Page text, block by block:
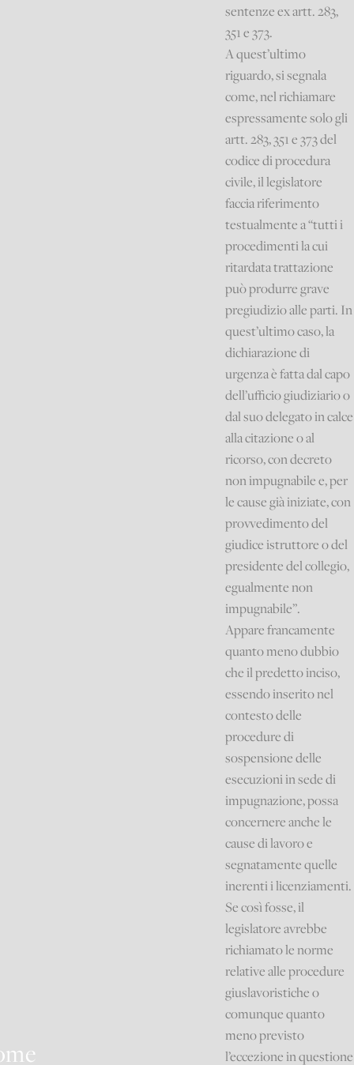
sentenze ex artt. 283,
351 e 373.
A quest’ultimo
riguardo, si segnala
come, nel richiamare
espressamente solo gli
artt. 283, 351 e 373 del
codice di procedura
civile, il legislatore
faccia riferimento
testualmente a “tutti i
procedimenti la cui
ritardata trattazione
può produrre grave
pregiudizio alle parti. In
quest’ultimo caso, la
dichiarazione di
urgenza è fatta dal capo
dell’ufficio giudiziario o
dal suo delegato in calce
alla citazione o al
ricorso, con decreto
non impugnabile e, per
le cause già iniziate, con
provvedimento del
giudice istruttore o del
presidente del collegio,
egualmente non
impugnabile”.
Appare francamente
quanto meno dubbio
che il predetto inciso,
essendo inserito nel
contesto delle
procedure di
sospensione delle
esecuzioni in sede di
impugnazione, possa
concernere anche le
cause di lavoro e
segnatamente quelle
inerenti i licenziamenti.
Se così fosse, il
legislatore avrebbe
richiamato le norme
relative alle procedure
giuslavoristiche o
comunque quanto
meno previsto
l’eccezione in questione